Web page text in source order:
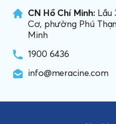
CN Hồ Chí Minh:Lầu
Cơ, phường Phú
Minh
1900 6436
info@meracine.com